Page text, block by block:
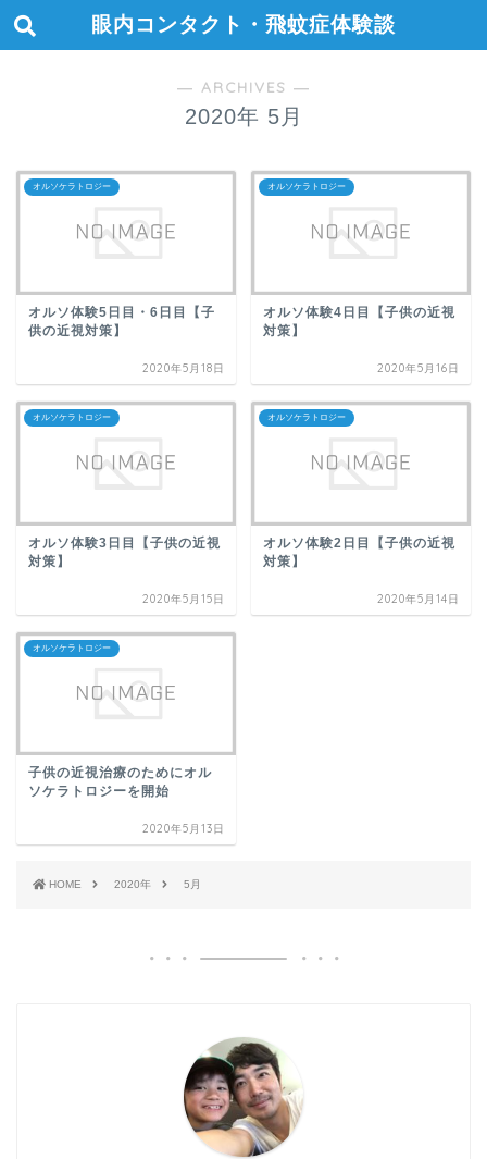
眼内コンタクト・飛蚊症体験談
― ARCHIVES ―
2020年 5月
オルソケラトロジー
オルソ体験5日目・6日目【子
供の近視対策】
2020年5月18日
オルソケラトロジー
オルソ体験4日目【子供の近視
対策】
2020年5月16日
オルソケラトロジー
オルソ体験3日目【子供の近視
対策】
2020年5月15日
オルソケラトロジー
オルソ体験2日目【子供の近視
対策】
2020年5月14日
オルソケラトロジー
子供の近視治療のためにオル
ソケラトロジーを開始
2020年5月13日
HOME 2020年 5月